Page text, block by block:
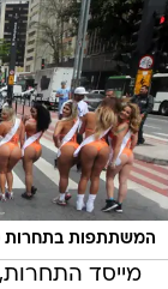
המשתתפות בתחרות
מייסד